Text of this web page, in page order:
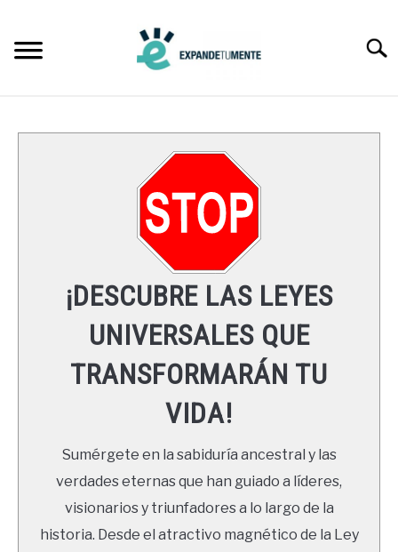
content
LEYES UNIVERSALES
RECURSOS
NEWSLETTER
¡DESCUBRE LAS LEYES
UNIVERSALES QUE
TRANSFORMARÁN TU
VIDA!
Sumérgete en la sabiduría ancestral y las
verdades eternas que han guiado a líderes,
visionarios y triunfadores a lo largo de la
historia. Desde el atractivo magnético de la Ley